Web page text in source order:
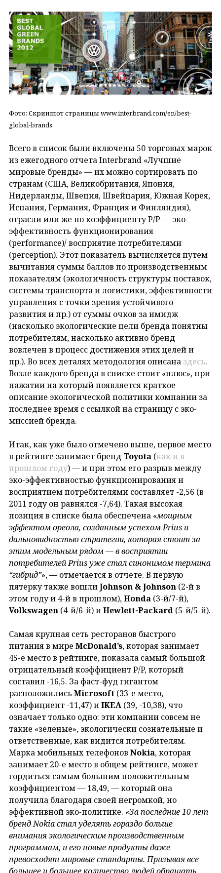
Фото: Скриншот страницы www.interbrand.com/en/best-
global-brands
Всего в список были включены 50 торговых марок
из ежегодного отчета Interbrand «Лучшие
мировые бренды» — их можно сортировать по
странам (США, Великобритания, Япония,
Нидерланды, Швеция, Швейцария, Южная Корея,
Испания, Германия, Франция и Финляндия),
отрасли или же по коэффициенту P/P — эко-
эффективность функционирования
(performance)/ восприятие потребителями
(perception). Этот показатель вычисляется путем
вычитания суммы баллов по производственным
показателям (экологичность структуры поставок,
системы транспорта и логистики, эффективности
управления с точки зрения устойчивого
развития и пр.) от суммы очков за имидж
(насколько экологические цели бренда понятны
потребителям, насколько активно бренд
вовлечен в процесс достижения этих целей и
пр.). Во всех деталях методология описана здесь.
Возле каждого бренда в списке стоит «плюс», при
нажатии на который появляется краткое
описание экологической политики компании за
последнее время с ссылкой на страницу с эко-
миссией бренда.
Итак, как уже было отмечено выше, первое место
в рейтинге занимает бренд Toyota (как и в
прошлом году) — и при этом его разрыв между
эко-эффективностью функционирования и
восприятием потребителями составляет -2,56 (в
2011 году он равнялся -7,64). Такая высокая
позиция в списке была обеспечена «мощным
эффектом ореола, созданным успехом Prius и
дальновидностью стратегии, которая стоит за
этим модельным рядом — в восприятии
потребителей Prius уже стал синонимом термина
“гибрид”», — отмечается в отчете. В первую
пятерку также вошлиJohnson & Johnson (2-й в
этом году и 4-й в прошлом),Honda (3-й/7-й),
Volkswagen (4-й/6-й) иHewlett-Packard (5-й/5-й).
Самая крупная сеть ресторанов быстрого
питания в мире McDonald’s, которая занимает
45-е место в рейтинге, показала самый большой
отрицательный коэффициент P/P, который
составил -16,5. За фаст-фуд гигантом
расположились Microsoft (33-е место,
коэффициент -11,47) иIKEA (39, -10,38), что
означает только одно: эти компании совсем не
такие «зеленые», экологически сознательные и
ответственные, как видится потребителям.
Марка мобильных телефонов Nokia, которая
занимает 20-е место в общем рейтинге, может
гордиться самым большим положительным
коэффициентом — 18,49, — который она
получила благодаря своей негромкой, но
эффективной эко-политике. «За последние 10 лет
бренд Nokia стал уделять гораздо больше
внимания экологическим производственным
программам, и его новые продукты даже
превосходят мировые стандарты. Призывая все